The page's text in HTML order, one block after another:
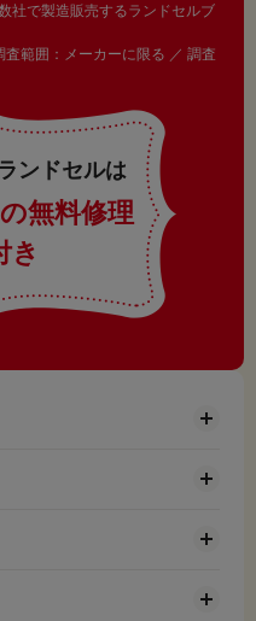
社で製造販売するランドセルブ
範囲：メーカーに限る ／ 調査
ンドセルは
無料修理
き